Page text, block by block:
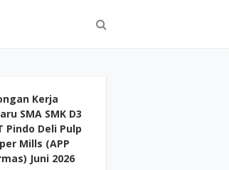
Kerja
SMA SMK D3
Pindo Deli Pulp
Mills (APP
Juni 2026